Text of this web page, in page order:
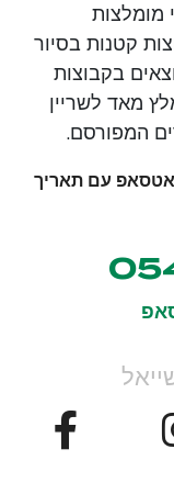
מומלצות
קטנות בסיור
בקבוצות
מאד לשריין
המפורסם.
עם תאריך